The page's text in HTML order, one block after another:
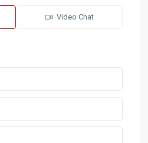
Video Chat